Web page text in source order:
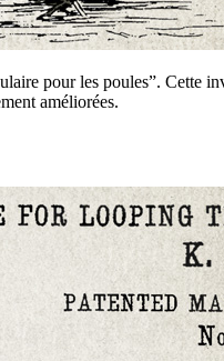
pour les poules”. Cette
améliorées.